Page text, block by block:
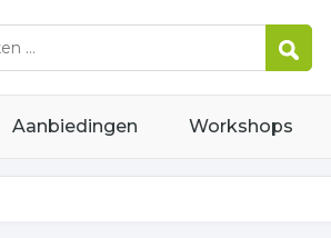
Aanbiedingen Workshops